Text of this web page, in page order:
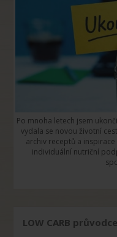
Po mnoha letech jsem
vydala se novou životní
archiv receptů a
individuální nutriční
LOW CARB